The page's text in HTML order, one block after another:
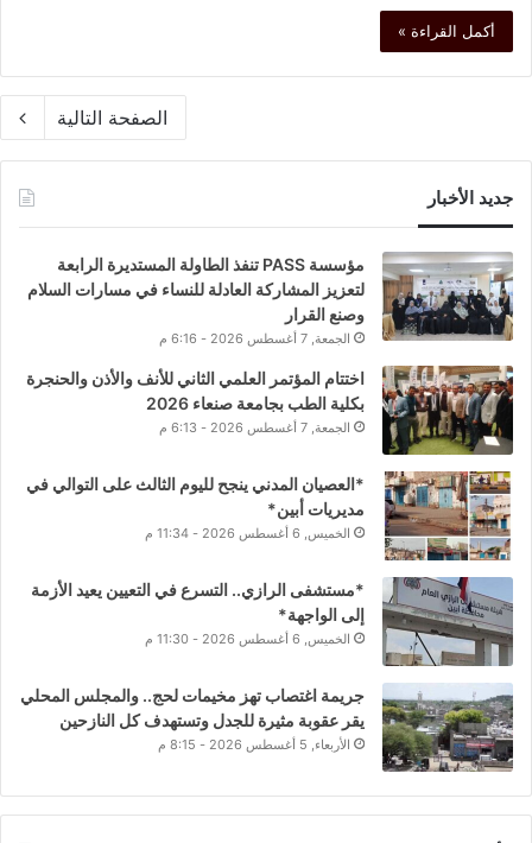
أكمل القراءة »
الصفحة التالية
جديد الأخبار
مؤسسة PASS تنفذ الطاولة المستديرة الرابعة
لتعزيز المشاركة العادلة للنساء في مسارات السلام
وصنع القرار
الجمعة, 7 أغسطس 2026 - 6:16 م
اختتام المؤتمر العلمي الثاني للأنف والأذن والحنجرة
بكلية الطب بجامعة صنعاء 2026
الجمعة, 7 أغسطس 2026 - 6:13 م
*العصيان المدني ينجح لليوم الثالث على التوالي في
مديريات أبين*
الخميس, 6 أغسطس 2026 - 11:34 م
*مستشفى الرازي.. التسرع في التعيين يعيد الأزمة
إلى الواجهة*
الخميس, 6 أغسطس 2026 - 11:30 م
جريمة اغتصاب تهز مخيمات لحج.. والمجلس المحلي
يقر عقوبة مثيرة للجدل وتستهدف كل النازحين
الأربعاء, 5 أغسطس 2026 - 8:15 م